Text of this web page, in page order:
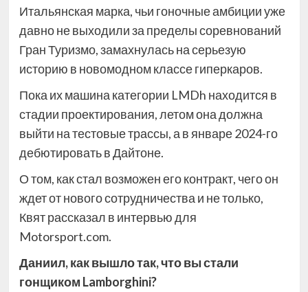
Итальянская марка, чьи гоночные амбиции уже
давно не выходили за пределы соревнований
Гран Туризмо, замахнулась на серьезую
историю в новомодном классе гиперкаров.
Пока их машина категории LMDh находится в
стадии проектирования, летом она должна
выйти на тестовые трассы, а в январе 2024-го
дебютировать в Дайтоне.
О том, как стал возможен его контракт, чего он
ждет от нового сотрудничества и не только,
Квят рассказал в интервью для
Motorsport.com.
Даниил, как вышло так, что вы стали
гонщиком Lamborghini?